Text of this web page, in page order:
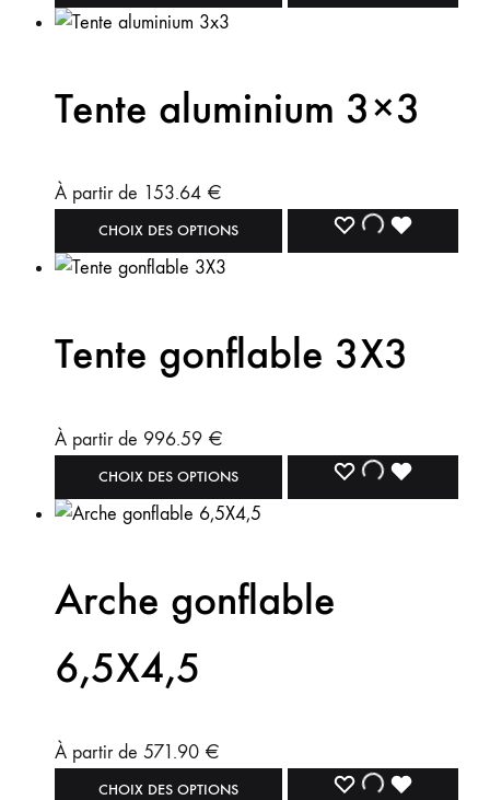
Tente aluminium 3×3
À partir de 153.64 €
CHOIX DES OPTIONS
Tente gonflable 3X3
À partir de 996.59 €
CHOIX DES OPTIONS
Arche gonflable
6,5X4,5
À partir de 571.90 €
CHOIX DES OPTIONS